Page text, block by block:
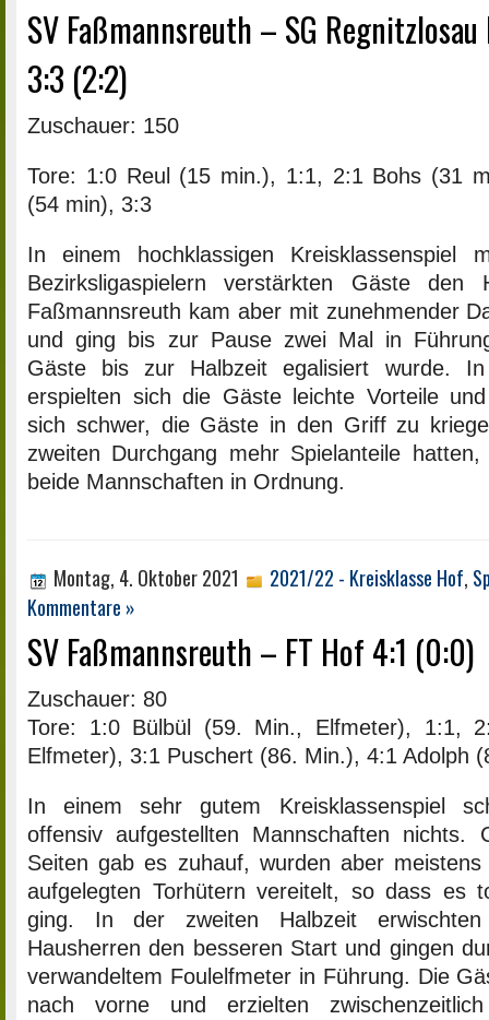
SV Faßmannsreuth – SG
3:3 (2:2)
Zuschauer: 150
Tore: 1:0 Reul (15 min.), 1:1, 2:1 Bohs (31
(54 min), 3:3
In einem hochklassigen Kreisklassenspiel
Bezirksligaspielern verstärkten Gäste den
Faßmannsreuth kam aber mit zunehmender
und ging bis zur Pause zwei Mal in
Gäste bis zur Halbzeit egalisiert wurde.
erspielten sich die Gäste leichte Vorteile
sich schwer, die Gäste in den Griff zu
zweiten Durchgang mehr Spielanteile
beide Mannschaften in Ordnung.
Montag, 4. Oktober 2021 2021/22 - Kreisklasse Hof,
Kommentare »
SV Faßmannsreuth – FT Hof 4:1 (0:0)
Zuschauer: 80
Tore: 1:0 Bülbül (59. Min., Elfmeter), 1:1,
Elfmeter), 3:1 Puschert (86. Min.), 4:1 Adolph
In einem sehr gutem Kreisklassenspiel
offensiv aufgestellten Mannschaften nichts.
Seiten gab es zuhauf, wurden aber
aufgelegten Torhütern vereitelt, so dass es
ging. In der zweiten Halbzeit erwischten
Hausherren den besseren Start und gingen
verwandeltem Foulelfmeter in Führung. Die
nach vorne und erzielten